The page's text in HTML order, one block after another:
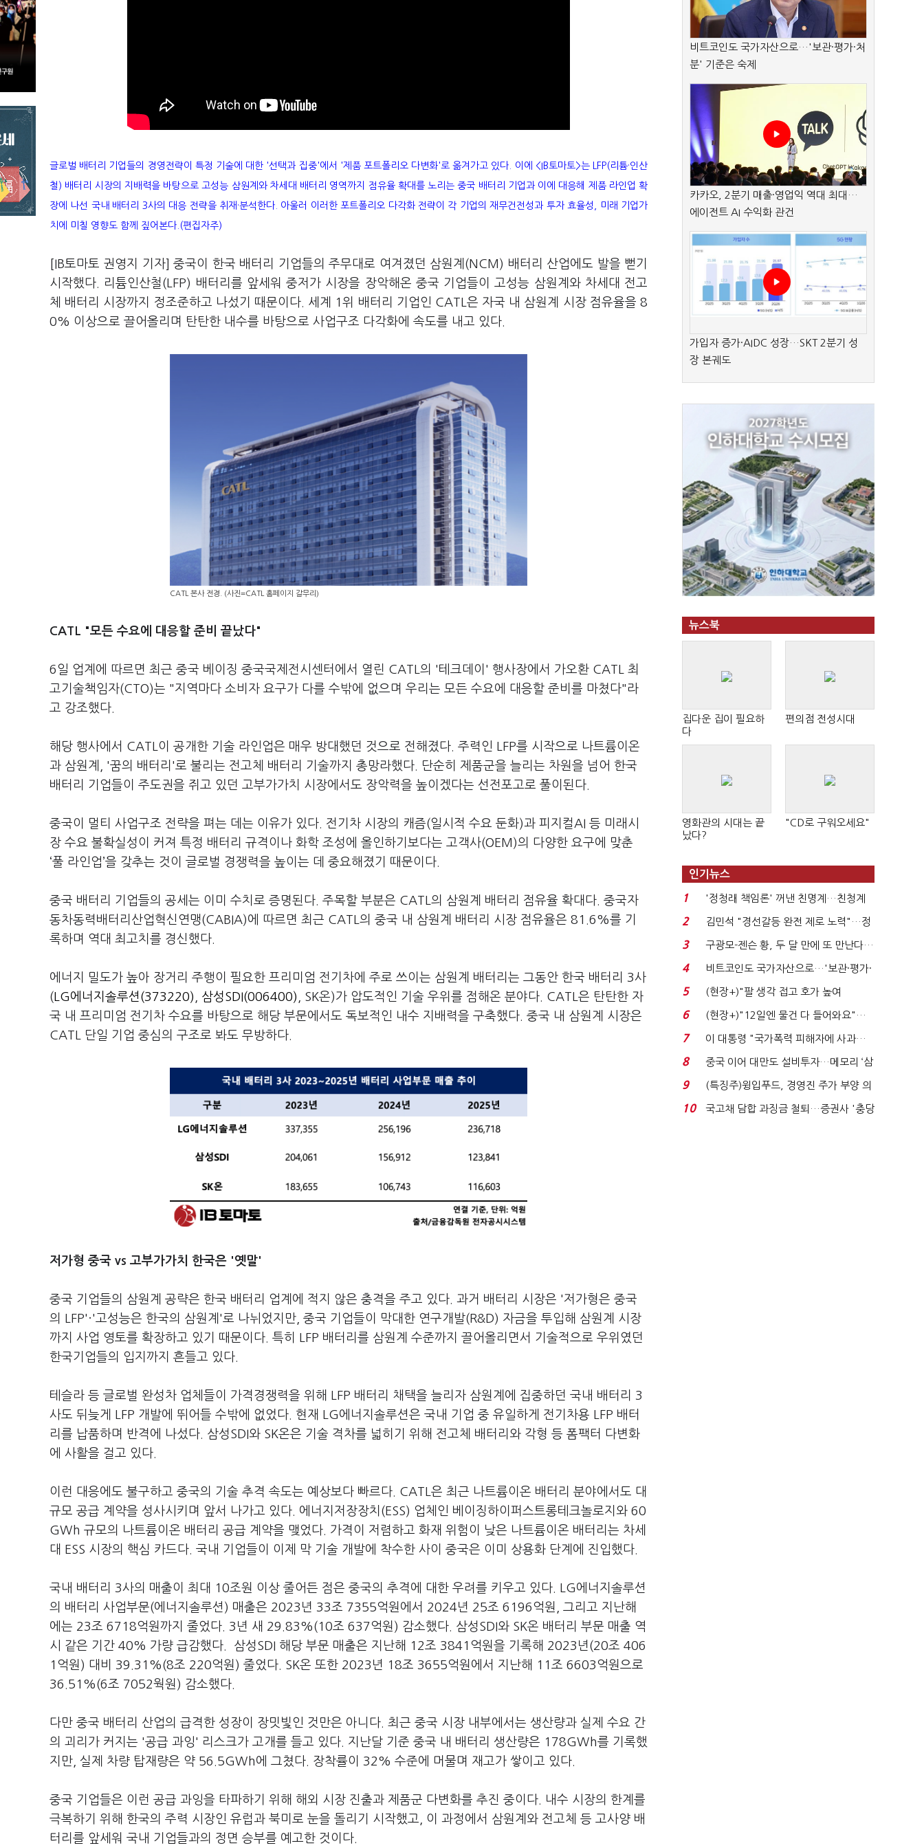
글로벌 배터리 기업들의 경영전략이 특정 기술에 대한 '선택과 집중'에서 '제품 포트폴리오 다변화'로 옮겨가고 있다. 이에 <IB토마토>는 LFP(리튬·인산
철) 배터리 시장의 지배력을 바탕으로 고성능 삼원계와 차세대 배터리 영역까지 점유율 확대를 노리는 중국 배터리 기업과 이에 대응해 제품 라인업 확
장에 나선 국내 배터리 3사의 대응 전략을 취재·분석한다. 아울러 이러한 포트폴리오 다각화 전략이 각 기업의 재무건전성과 투자 효율성, 미래 기업가
치에 미칠 영향도 함께 짚어본다.(편집자주)
[IB토마토 권영지 기자] 중국이 한국 배터리 기업들의 주무대로 여겨졌던 삼원계(NCM) 배터리 산업에도 발을 뻗기
시작했다. 리튬인산철(LFP) 배터리를 앞세워 중저가 시장을 장악해온 중국 기업들이 고성능 삼원계와 차세대 전고
체 배터리 시장까지 정조준하고 나섰기 때문이다. 세계 1위 배터리 기업인 CATL은 자국 내 삼원계 시장 점유율을 8
0% 이상으로 끌어올리며 탄탄한 내수를 바탕으로 사업구조 다각화에 속도를 내고 있다.
CATL 본사 전경. (사진=CATL 홈페이지 갈무리)
CATL "모든 수요에 대응할 준비 끝났다"
6일 업계에 따르면 최근 중국 베이징 중국국제전시센터에서 열린 CATL의 '테크데이' 행사장에서 가오환 CATL 최
고기술책임자(CTO)는 "지역마다 소비자 요구가 다를 수밖에 없으며 우리는 모든 수요에 대응할 준비를 마쳤다"라
고 강조했다.
해당 행사에서 CATL이 공개한 기술 라인업은 매우 방대했던 것으로 전해졌다. 주력인 LFP를 시작으로 나트륨이온
과 삼원계, '꿈의 배터리'로 불리는 전고체 배터리 기술까지 총망라했다. 단순히 제품군을 늘리는 차원을 넘어 한국
배터리 기업들이 주도권을 쥐고 있던 고부가가치 시장에서도 장악력을 높이겠다는 선전포고로 풀이된다.
중국이 멀티 사업구조 전략을 펴는 데는 이유가 있다. 전기차 시장의 캐즘(일시적 수요 둔화)과 피지컬AI 등 미래시
장 수요 불확실성이 커져 특정 배터리 규격이나 화학 조성에 올인하기보다는 고객사(OEM)의 다양한 요구에 맞춘
‘풀 라인업’을 갖추는 것이 글로벌 경쟁력을 높이는 데 중요해졌기 때문이다.
중국 배터리 기업들의 공세는 이미 수치로 증명된다. 주목할 부분은 CATL의 삼원계 배터리 점유율 확대다. 중국자
동차동력배터리산업혁신연맹(CABIA)에 따르면 최근 CATL의 중국 내 삼원계 배터리 시장 점유율은 81.6%를 기
록하며 역대 최고치를 경신했다.
에너지 밀도가 높아 장거리 주행이 필요한 프리미엄 전기차에 주로 쓰이는 삼원계 배터리는 그동안 한국 배터리 3사
( LG에너지솔루션(373220) 삼성SDI(006400)
, SK온)가 압도적인 기술 우위를 점해온 분야다. CATL은 탄탄한 자
국 내 프리미엄 전기차 수요를 바탕으로 해당 부문에서도 독보적인 내수 지배력을 구축했다. 중국 내 삼원계 시장은
CATL 단일 기업 중심의 구조로 봐도 무방하다.
저가형 중국 vs 고부가가치 한국은 '옛말'
중국 기업들의 삼원계 공략은 한국 배터리 업계에 적지 않은 충격을 주고 있다. 과거 배터리 시장은 '저가형은 중국
의 LFP'·'고성능은 한국의 삼원계'로 나뉘었지만, 중국 기업들이 막대한 연구개발(R&D) 자금을 투입해 삼원계 시장
까지 사업 영토를 확장하고 있기 때문이다. 특히 LFP 배터리를 삼원계 수준까지 끌어올리면서 기술적으로 우위였던
한국기업들의 입지까지 흔들고 있다.
테슬라 등 글로벌 완성차 업체들이 가격경쟁력을 위해 LFP 배터리 채택을 늘리자 삼원계에 집중하던 국내 배터리 3
사도 뒤늦게 LFP 개발에 뛰어들 수밖에 없었다. 현재 LG에너지솔루션은 국내 기업 중 유일하게 전기차용 LFP 배터
리를 납품하며 반격에 나섰다. 삼성SDI와 SK온은 기술 격차를 넓히기 위해 전고체 배터리와 각형 등 폼팩터 다변화
에 사활을 걸고 있다.
이런 대응에도 불구하고 중국의 기술 추격 속도는 예상보다 빠르다. CATL은 최근 나트륨이온 배터리 분야에서도 대
규모 공급 계약을 성사시키며 앞서 나가고 있다. 에너지저장장치(ESS) 업체인 베이징하이퍼스트롱테크놀로지와 60
GWh 규모의 나트륨이온 배터리 공급 계약을 맺었다. 가격이 저렴하고 화재 위험이 낮은 나트륨이온 배터리는 차세
대 ESS 시장의 핵심 카드다. 국내 기업들이 이제 막 기술 개발에 착수한 사이 중국은 이미 상용화 단계에 진입했다.
국내 배터리 3사의 매출이 최대 10조원 이상 줄어든 점은 중국의 추격에 대한 우려를 키우고 있다. LG에너지솔루션
의 배터리 사업부문(에너지솔루션) 매출은 2023년 33조 7355억원에서 2024년 25조 6196억원, 그리고 지난해
에는 23조 6718억원까지 줄었다. 3년 새 29.83%(10조 637억원) 감소했다. 삼성SDI와 SK온 배터리 부문 매출 역
시 같은 기간 40% 가량 급감했다. 삼성SDI 해당 부문 매출은 지난해 12조 3841억원을 기록해 2023년(20조 406
1억원) 대비 39.31%(8조 220억원) 줄었다. SK온 또한 2023년 18조 3655억원에서 지난해 11조 6603억원으로
36.51%(6조 7052웍원) 감소했다.
다만 중국 배터리 산업의 급격한 성장이 장밋빛인 것만은 아니다. 최근 중국 시장 내부에서는 생산량과 실제 수요 간
의 괴리가 커지는 '공급 과잉' 리스크가 고개를 들고 있다. 지난달 기준 중국 내 배터리 생산량은 178GWh를 기록했
지만, 실제 차량 탑재량은 약 56.5GWh에 그쳤다. 장착률이 32% 수준에 머물며 재고가 쌓이고 있다.
중국 기업들은 이런 공급 과잉을 타파하기 위해 해외 시장 진출과 제품군 다변화를 추진 중이다. 내수 시장의 한계를
극복하기 위해 한국의 주력 시장인 유럽과 북미로 눈을 돌리기 시작했고, 이 과정에서 삼원계와 전고체 등 고사양 배
터리를 앞세워 국내 기업들과의 정면 승부를 예고한 것이다.
비트코인도 국가자산으로…'보관·평가·처
분' 기준은 숙제
카카오, 2분기 매출·영업익 역대 최대…
에이전트 AI 수익화 관건
가입자 증가·AIDC 성장…SKT 2분기 성
장 본궤도
뉴스북
집다운 집이 필요하
다
편의점 전성시대
영화관의 시대는 끝
났다?
"CD로 구워오세요"
인기뉴스
1
'정청래 책임론' 꺼낸 친명계…친청계
는 추가투표 때리기...
2
김민석 "경선갈등 완전 제로 노력"…정
청래 "반명 공세 사...
3
구광모-젠슨 황, 두 달 만에 또 만난다…
로봇·AI 등 논...
4
비트코인도 국가자산으로…'보관·평가·
처분' 기준은 ...
5
(현장+)"팔 생각 접고 호가 높여
요"…'덜 똘똘한 한 채' 20...
6
(현장+)"12일엔 물건 다 들어와요"…
빈 매대 채우며 문 연 ...
7
이 대통령 "국가폭력 피해자에 사과…
적극적 조사로 진...
8
중국 이어 대만도 설비투자…메모리 ‘삼
국전쟁’
9
(특징주)윙입푸드, 경영진 주가 부양 의
지에 상한가...
10
국고채 담합 과징금 철퇴…증권사 '충당